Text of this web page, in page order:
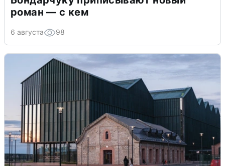
роман — с кем
6 августа 98